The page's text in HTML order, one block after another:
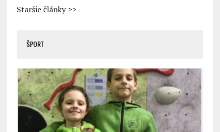
Staršie články >>
ŠPORT